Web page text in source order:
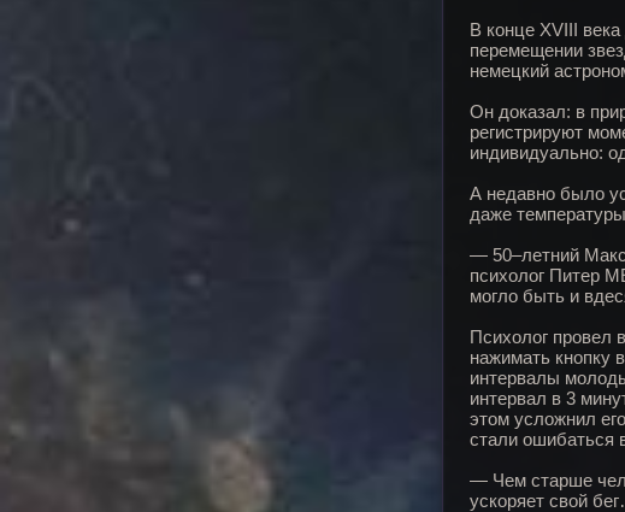
В конце XVIII
перемещении
немецкий
Он доказал: в
регистрируют
индивидуально:
А недавно было
даже
— 50–летний
психолог Питер
могло быть и
Психолог провел
нажимать кнопку
интервалы
интервал в 3
этом усложнил
стали ошибаться
— Чем старше
ускоряет свой